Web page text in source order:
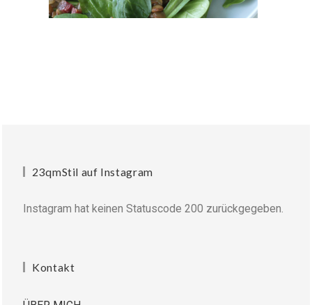
23qmStil auf Instagram
Instagram hat keinen Statuscode 200 zurückgegeben.
Kontakt